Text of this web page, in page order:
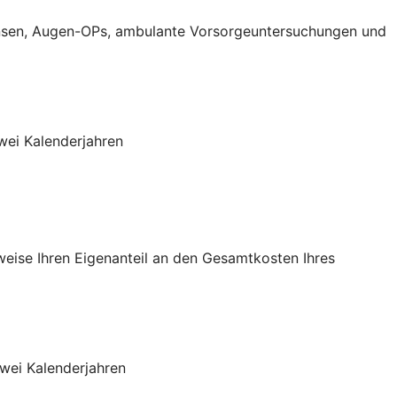
Augen-OPs, ambulante Vorsorgeuntersuchungen und
Kalenderjahren
Ihren Eigenanteil an den Gesamtkosten Ihres
Kalenderjahren